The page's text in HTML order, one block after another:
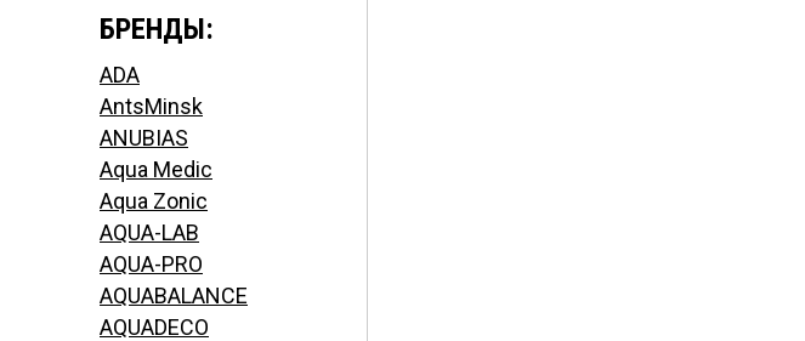
БРЕНДЫ:
ADA
AntsMinsk
ANUBIAS
Aqua Medic
Aqua Zonic
AQUA-LAB
AQUA-PRO
AQUABALANCE
AQUADECO